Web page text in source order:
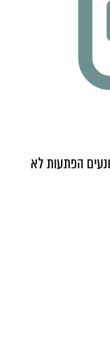
הפתעות לא